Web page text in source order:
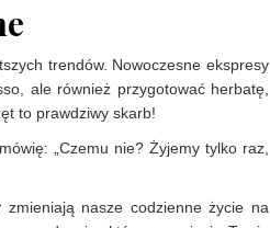
trendów. Nowoczesne ekspresy
ale również przygotować herbatę,
to prawdziwy skarb!
„Czemu nie? Żyjemy tylko raz,
zmieniają nasze codzienne życie na